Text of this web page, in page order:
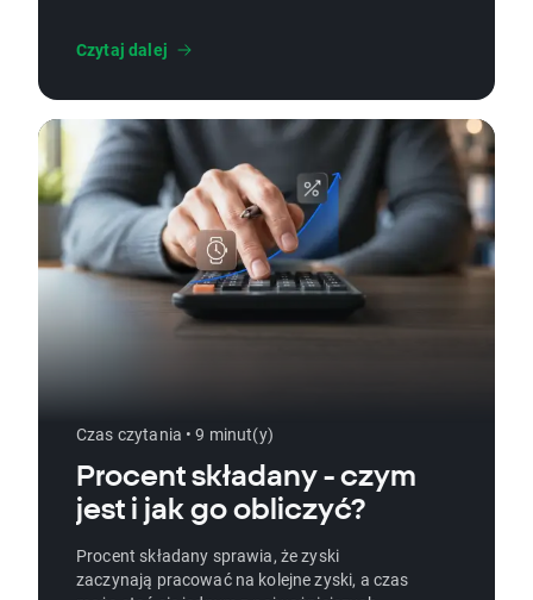
inwestowania w surowce oraz
ryzykiem. Ten artykuł to praktyczny
przewodnik dla początkujących i bardziej
doświadczonych inwestorów, którzy chcą
zdywersyfikować portfel i świadomie
wykorzystywać zmienność rynku surowców.
Czytaj dalej
Czas czytania • 9 minut(y)
Procent składany - czym
jest i jak go obliczyć?
Procent składany sprawia, że zyski
zaczynają pracować na kolejne zyski, a czas